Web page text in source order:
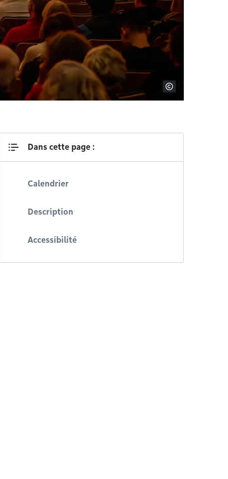
Dans cette page :
Calendrier
Description
Accessibilité